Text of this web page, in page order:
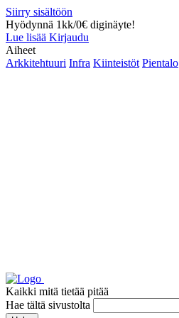
Siirry sisältöön
Hyödynnä 1kk/0€ diginäyte!
Lue lisää Kirjaudu
Aiheet
Arkkitehtuuri Infra Kiinteistöt Pientalo
Kaikki mitä tietää pitää
Hae tältä sivustolta